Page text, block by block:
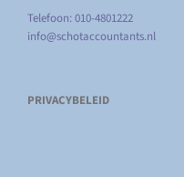
Telefoon: 010-4801222
info@schotaccountants.nl
PRIVACYBELEID